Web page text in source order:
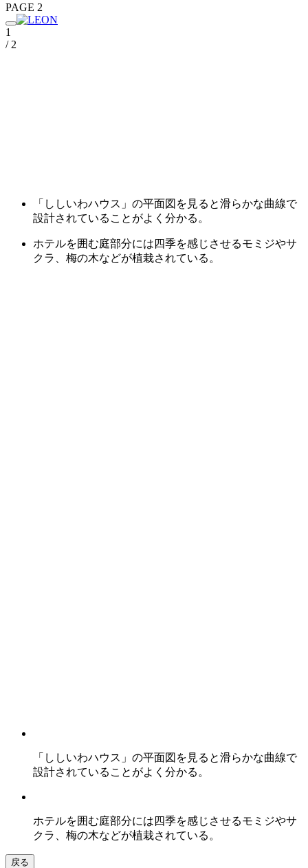
PAGE 2
1
/ 2
「ししいわハウス」の平面図を見ると滑らかな曲線で
設計されていることがよく分かる。
ホテルを囲む庭部分には四季を感じさせるモミジやサ
クラ、梅の木などが植栽されている。
「ししいわハウス」の平面図を見ると滑らかな曲線で
設計されていることがよく分かる。
ホテルを囲む庭部分には四季を感じさせるモミジやサ
クラ、梅の木などが植栽されている。
戻る